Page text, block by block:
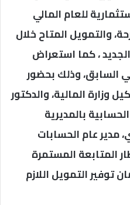
للعام المالي
والتمويل المتاح خلال
، كما استعراض
السابق، وذلك بحضور
المالية، والدكتور
بالمديرية
مدير عام الحسابات
المتابعة المستمرة
توفير التمويل اللازم